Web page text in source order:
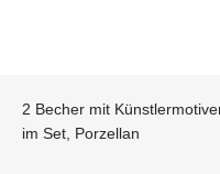
2 Becher mit
im Set, Porzellan